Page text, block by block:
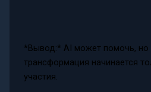
*Вывод:* AI может помочь, но
трансформация начинается
участия.